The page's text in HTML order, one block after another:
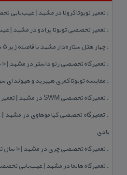
:: تعمیر تویوتا كرولا در مشهد | عیب‌یابی
:: تعمیر تخصصی تویوتا پرادو در مشهد |
::چهار هتل‌ ستاره‌دار مشهد با فاصله زیر 5 دقیقه تا حرم
:: تعمیرگاه تخصصی رنو داستر در مشهد | ۱۰ سال تجربه و امداد خودرو
:: مقایسه تویوتا كمری هیبرید و هیوندای
:: تعمیرگاه تخصصی SWM در مشهد | تعمیر موتور، گیربكس و عیب‌یابی برق
:: تعمیرگاه تخصصی كیا موهاوی در مشهد |
بادی
:: تعمیرگاه تخصصی چری در مشهد | ۱۰ سال تجربه و امداد خودرو
:: تعمیرگاه هایما در مشهد | عیب‌یابی